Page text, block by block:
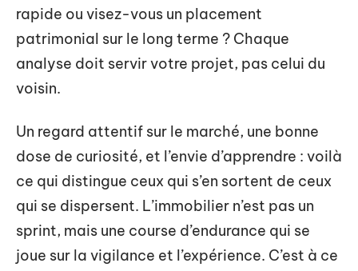
rapide ou visez-vous un placement
patrimonial sur le long terme ? Chaque
analyse doit servir votre projet, pas celui du
voisin.
Un regard attentif sur le marché, une bonne
dose de curiosité, et l’envie d’apprendre : voilà
ce qui distingue ceux qui s’en sortent de ceux
qui se dispersent. L’immobilier n’est pas un
sprint, mais une course d’endurance qui se
joue sur la vigilance et l’expérience. C’est à ce